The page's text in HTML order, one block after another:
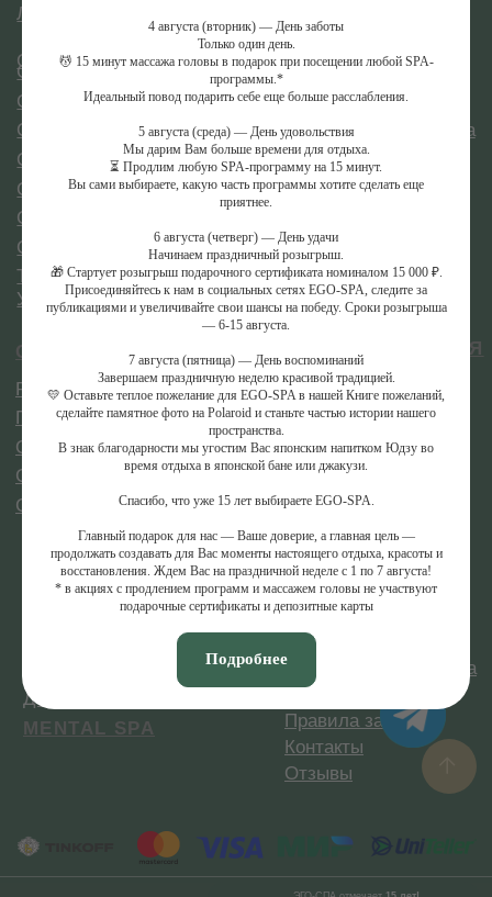
Меню
Купить сертификат
Обертывания
СПА-уходы за волосами
Японская баня
ДОПОЛНИТЕЛЬНОЕ
MENTAL SPA
СПА-бутик
Корпоративное СПА
Сертификат СПА
Депозитные карты
ИНФОРМАЦИЯ
Галерея
Статьи
Официальная оферта
Способы оплаты
Правила записи
Отзывы
4 августа (вторник) — День заботы
Только один день.
💆 15 минут массажа головы в подарок при посещении любой SPA-
программы.*
Идеальный повод подарить себе еще больше расслабления.
5 августа (среда) — День удовольствия
Мы дарим Вам больше времени для отдыха.
⏳ Продлим любую SPA-программу на 15 минут.
Вы сами выбираете, какую часть программы хотите сделать еще
приятнее.
6 августа (четверг) — День удачи
Начинаем праздничный розыгрыш.
🎁 Стартует розыгрыш подарочного сертификата номиналом 15 000 ₽.
Присоединяйтесь к нам в социальных сетях EGO-SPA, следите за
публикациями и увеличивайте свои шансы на победу. Сроки розыгрыша
— 6-15 августа.
7 августа (пятница) — День воспоминаний
Завершаем праздничную неделю красивой традицией.
💛 Оставьте теплое пожелание для EGO-SPA в нашей Книге пожеланий,
сделайте памятное фото на Polaroid и станьте частью истории нашего
пространства.
В знак благодарности мы угостим Вас японским напитком Юдзу во
время отдыха в японской бане или джакузи.
Спасибо, что уже 15 лет выбираете EGO-SPA.
Главный подарок для нас — Ваше доверие, а главная цель —
продолжать создавать для Вас моменты настоящего отдыха, красоты и
восстановления. Ждем Вас на праздничной неделе с 1 по 7 августа!
* в акциях с продлением программ и массажем головы не участвуют
подарочные сертификаты и депозитные карты
Подробнее